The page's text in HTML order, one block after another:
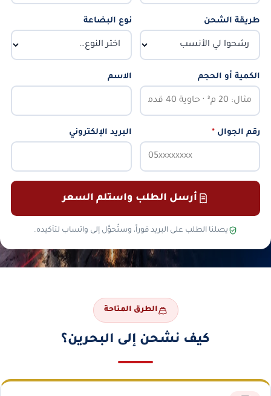
طريقة الشحن نوع البضاعة
الكمية أو الحجم الاسم
رقم الجوال * البريد الإلكتروني
أرسل الطلب واستلم السعر
يصلنا الطلب على البريد فوراً، وستُحوَّل إلى واتساب لتأكيده.
الطرق المتاحة
كيف نشحن إلى البحرين؟